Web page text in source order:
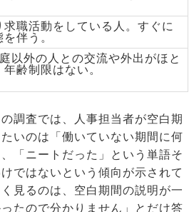
職活動をしている人。すぐに
伴う。
以外の人との交流や外出がほと
齢制限はない。
調査では、人事担当者が空白期
いのは「働いていない期間に何
「ニートだった」という単語そ
ではないという傾向が示されて
見るのは、空白期間の説明が一
たので分かりません」とだけ答